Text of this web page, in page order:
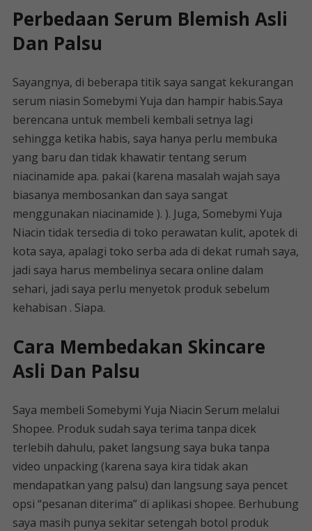
Perbedaan Serum Blemish Asli
Dan Palsu
Sayangnya, di beberapa titik saya sangat kekurangan
serum niasin Somebymi Yuja dan hampir habis.Saya
berencana untuk membeli kembali setnya lagi
sehingga ketika habis, saya hanya perlu membuka
yang baru dan tidak khawatir tentang serum
niacinamide apa. pakai (karena masalah wajah saya
biasanya membosankan dan saya sangat
menggunakan niacinamide ). ). Juga, Somebymi Yuja
Niacin tidak tersedia di toko perawatan kulit, apotek di
kota saya, apalagi toko serba ada di dekat rumah saya,
jadi saya harus membelinya secara online dalam
sehari, jadi saya perlu menyetok produk sebelum
kehabisan . Siapa.
Cara Membedakan Skincare
Asli Dan Palsu
Saya membeli Somebymi Yuja Niacin Serum melalui
Shopee. Produk sudah saya terima tanpa dicek
terlebih dahulu, paket langsung saya buka tanpa
video unpacking (karena saya kira tidak akan
mendapatkan yang palsu) dan langsung saya pencet
opsi “pesanan diterima” di aplikasi shopee. Berhubung
saya masih punya sekitar setengah botol produk